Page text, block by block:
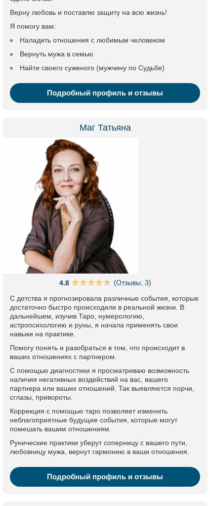
Верну любовь и поставлю защиту на всю жизнь!
Я помогу вам:
Наладить отношения с любимым человеком
Вернуть мужа в семью
Найти своего суженого (мужчину по Судьбе)
Подробный профиль и отзывы
Маг Татьяна
4.8 (Отзывы: 3)
С детства я прогнозировала различные события, которые
достаточно быстро происходили в реальной жизни. В
дальнейшем, изучив Таро, нумерологию,
астропсихологию и руны, я начала применять свои
навыки на практике.
Помогу понять и разобраться в том, что происходит в
ваших отношениях с партнером.
С помощью диагностики я просматриваю возможность
наличия негативных воздействий на вас, вашего
партнера или ваших отношений. Так выявляются порчи,
сглазы, привороты.
Коррекция с помощью таро позволяет изменить
неблагоприятные будущие события, которые могут
помешать вашим отношениям.
Рунические практики уберут соперницу с вашего пути,
любовницу мужа, вернут гармонию в ваши отношения.
Подробный профиль и отзывы